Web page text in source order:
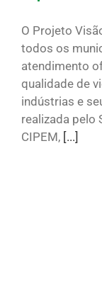
O Projeto
todos os
atendimento
qualidade de
indústrias e
realizada pelo
CIPEM, [...]